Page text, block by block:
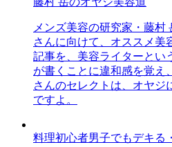
メンズ美容の研究家・藤村
さんに向けて、オススメ美
記事を、美容ライターとい
が書くことに違和感を覚え
さんのセレクトは、オヤジ
ですよ。
料理初心者男子でもデキる